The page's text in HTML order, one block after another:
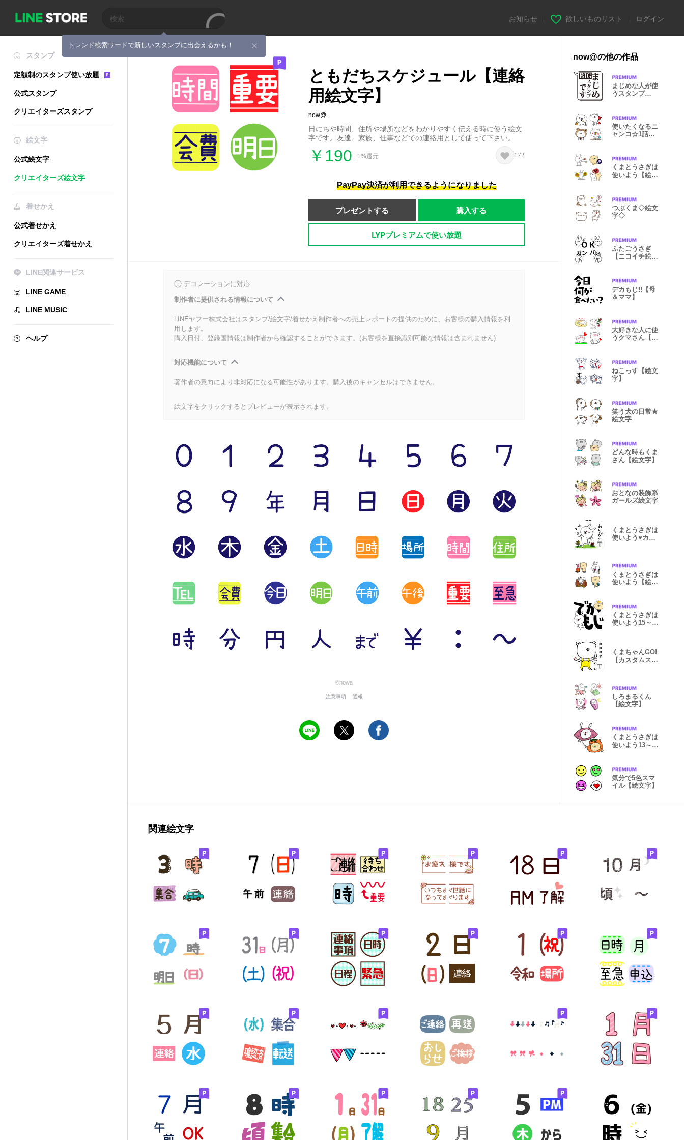
トレンド検索ワードで新しいスタンプに出会えるかも！
お知らせ 欲しいものリスト ログイン
スタンプ
定額制のスタンプ使い放題
公式スタンプ
クリエイターズスタンプ
絵文字
公式絵文字
クリエイターズ絵文字
着せかえ
公式着せかえ
クリエイターズ着せかえ
LINE関連サービス
LINE GAME
LINE MUSIC
ヘルプ
ともだちスケジュール【連絡
用絵文字】
now@
日にちや時間、住所や場所などをわかりやすく伝える時に使う絵文
字です。友達、家族、仕事などでの連絡用として使って下さい。
￥190 1%還元 172
PayPay決済が利用できるようになりました
プレゼントする 購入する
LYPプレミアムで使い放題
デコレーションに対応
制作者に提供される情報について
LINEヤフー株式会社はスタンプ/絵文字/着せかえ制作者への売上レポートの提供のために、お客様の購入情報を利
用します。
購入日付、登録国情報は制作者から確認することができます。(お客様を直接識別可能な情報は含まれません)
対応機能について
著作者の意向により非対応になる可能性があります。購入後のキャンセルはできません。
絵文字をクリックするとプレビューが表示されます。
©nowa
注意事項 通報
now@の他の作品
まじめな人が使
うスタンプ
使いたくなるニ
ャンコ☆1話
くまとうさぎは
使いよう【絵文
つぶくま◇絵文
字◇
ふたごうさぎ
【ニコイチ絵文
デカもじ!!【母
＆ママ】
大好きな人に使
うクマさん【絵
ねこっす【絵文
字】
笑う犬の日常★
絵文字
どんな時もくま
さん【絵文字】
おとなの装飾系
ガールズ絵文字
くまとうさぎは
使いよう♥カス
くまとうさぎは
使いよう【絵文
くまとうさぎは
使いよう15～で
くまちゃんGO!
【カスタムスタ
しろまるくん
【絵文字】
くまとうさぎは
使いよう13～秋
気分で5色スマ
イル【絵文字】
関連絵文字